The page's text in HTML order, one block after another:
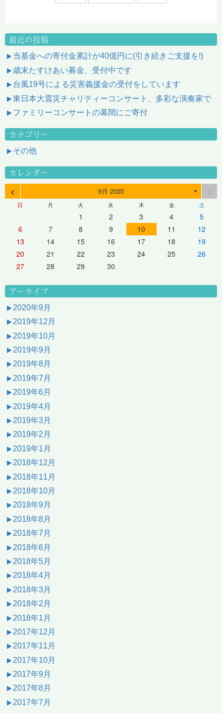
最近の投稿
当基金への寄付金累計が40億円に(引き続きご支援を!)
歳末たすけあい募金、受付中です
台風19号による災害義援金の受付をしています
東日本大震災チャリティーコンサート、多彩な演奏家で
ファミリーコンサートの幕間にご寄付
カテゴリー
その他
カレンダー
< 9月 2020 ▼
日 月 火 水 木 金 土
1 2 3 4
5
6
7 8 9 10 11
12
13
14 15 16 17 18
19
20
21 22 23 24 25
26
27
28 29 30
アーカイブ
2020年9月
2019年12月
2019年10月
2019年9月
2019年8月
2019年7月
2019年6月
2019年4月
2019年3月
2019年2月
2019年1月
2018年12月
2018年11月
2018年10月
2018年9月
2018年8月
2018年7月
2018年6月
2018年5月
2018年4月
2018年3月
2018年2月
2018年1月
2017年12月
2017年11月
2017年10月
2017年9月
2017年8月
2017年7月